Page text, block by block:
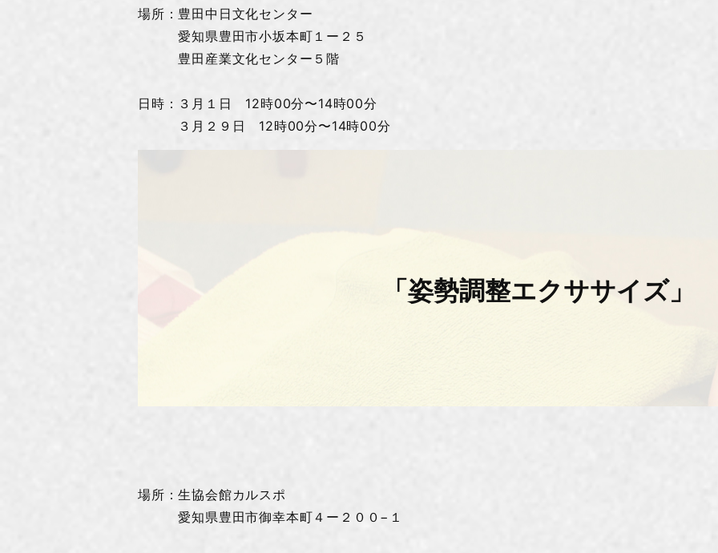
場所：豊田中日文化センター
愛知県豊田市小坂本町１ー２５
豊田産業文化センター５階
日時：３月１日 12時00分〜14時00分
３月２９日 12時00分〜14時00分
「姿勢調整エクササイズ」
場所：生協会館カルスポ
愛知県豊田市御幸本町４ー２００−１